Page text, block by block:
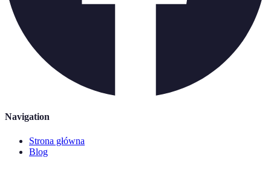
Navigation
Strona główna
Blog